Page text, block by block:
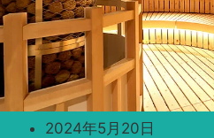
2024年5月20日